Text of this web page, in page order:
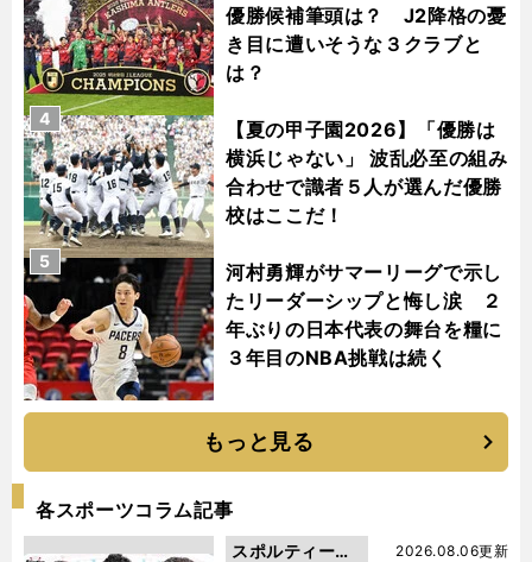
優勝候補筆頭は？ J2降格の憂
き目に遭いそうな３クラブと
は？
【夏の甲子園2026】「優勝は
横浜じゃない」 波乱必至の組み
合わせで識者５人が選んだ優勝
校はここだ！
4
河村勇輝がサマーリーグで示し
たリーダーシップと悔し涙 ２
年ぶりの日本代表の舞台を糧に
３年目のNBA挑戦は続く
5
もっと見る
各スポーツコラム記事
2026.08.06更新
スポルティーバ